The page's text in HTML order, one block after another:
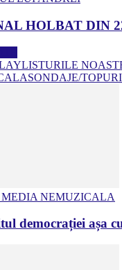
HOLBAT DIN
SONDAJE/TOPURI
MEDIA NEMUZICALA
democrației așa